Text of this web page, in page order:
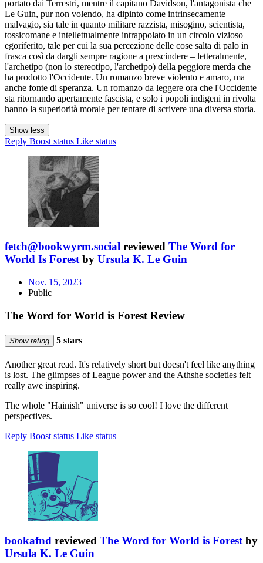
portato dai Terrestri, mentre il capitano Davidson, l'antagonista che
Le Guin, pur non volendo, ha dipinto come intrinsecamente
malvagio, sia tale in quanto militare razzista, misogino, scientista,
tossicomane e intellettualmente intrappolato in un circolo vizioso
egoriferito, tale per cui la sua percezione delle cose salta di palo in
frasca così da dargli sempre ragione a prescindere – letteralmente,
l'archetipo (non lo stereotipo, l'archetipo) della peggiore merda che
ha prodotto l'Occidente. Un romanzo breve violento e amaro, ma
anche fonte di speranza. Un romanzo da leggere ora che l'Occidente
sta ritornando apertamente fascista, e solo i popoli indigeni in rivolta
hanno la superiorità morale per tentare di scrivere una diversa storia.
Show less
Reply Boost status Like status
fetch@bookwyrm.social reviewed The Word for
World Is Forest by Ursula K. Le Guin
Nov. 15, 2023
Public
The Word for World is Forest Review
Show rating 5 stars
Another great read. It's relatively short but doesn't feel like anything
is lost. The glimpses of League power and the Athshe societies felt
really awe inspiring.
The whole "Hainish" universe is so cool! I love the different
perspectives.
Reply Boost status Like status
bookafnd reviewed The Word for World is Forest by
Ursula K. Le Guin